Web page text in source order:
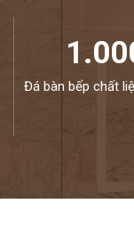
Đá bàn bếp chất